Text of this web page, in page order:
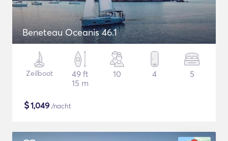
Beneteau Oceanis 46.1
Zeilboot
49 ft
15 m
10 4 5
$1,049 /nacht